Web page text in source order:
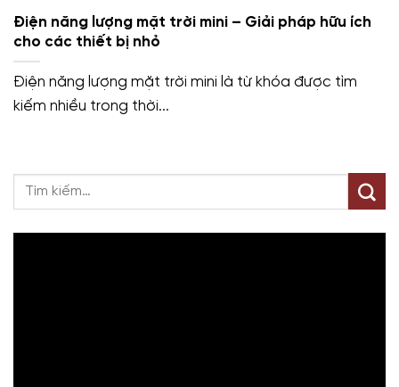
Điện năng lượng mặt trời mini – Giải pháp hữu ích
cho các thiết bị nhỏ
Điện năng lượng mặt trời mini là từ khóa được tìm
kiếm nhiều trong thời...